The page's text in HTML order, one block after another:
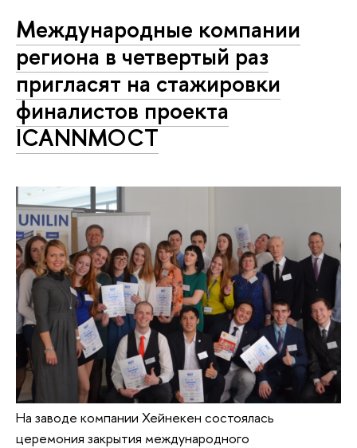
Международные компании
региона в четвертый раз
пригласят на стажировки
финалистов проекта
ICANNМОСТ
На заводе компании Хейнекен состоялась
церемония закрытия международного